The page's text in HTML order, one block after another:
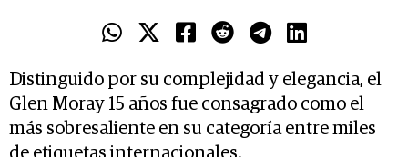
Distinguido por su complejidad y elegancia, el
Glen Moray 15 años fue consagrado como el
más sobresaliente en su categoría entre miles